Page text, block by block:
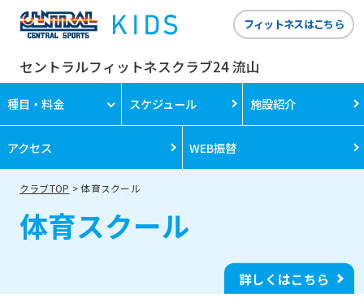
セントラルフィットネスクラブ24 流山
フィットネスはこちら
種目・料金 スケジュール 施設紹介
アクセス WEB振替
クラブTOP 体育スクール
体育スクール
詳しくはこちら